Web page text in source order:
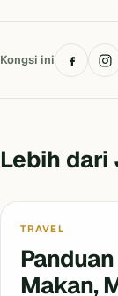
Kongsi ini
Lebih dari
TRAVEL
Makan,